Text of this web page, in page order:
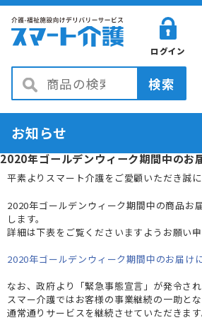
ログイン
検索
お知らせ
2020年ゴールデンウィーク期間中のお
平素よりスマート介護をご愛顧いただき誠に
2020年ゴールデンウィーク期間中の商品お
します。
詳細は下表をご覧くださいますようお願い申
2020年ゴールデンウィーク期間中のお届け
なお、政府より「緊急事態宣言」が発令され
スマー介護ではお客様の事業継続の一助とな
通常通りサービスを継続させていただきます